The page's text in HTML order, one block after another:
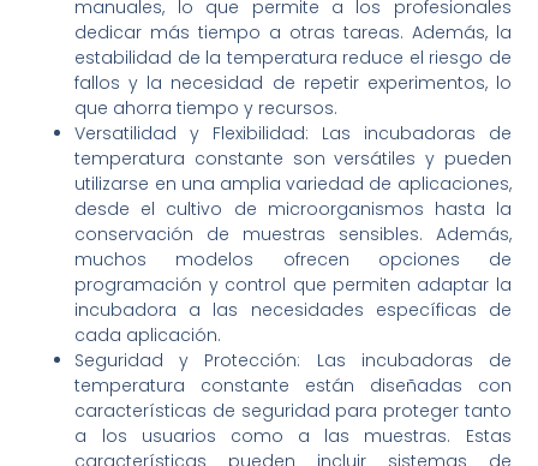
manuales, lo que permite a los profesionales
dedicar más tiempo a otras tareas. Además, la
estabilidad de la temperatura reduce el riesgo de
fallos y la necesidad de repetir experimentos, lo
que ahorra tiempo y recursos.
Versatilidad y Flexibilidad: Las incubadoras de
temperatura constante son versátiles y pueden
utilizarse en una amplia variedad de aplicaciones,
desde el cultivo de microorganismos hasta la
conservación de muestras sensibles. Además,
muchos modelos ofrecen opciones de
programación y control que permiten adaptar la
incubadora a las necesidades específicas de
cada aplicación.
Seguridad y Protección: Las incubadoras de
temperatura constante están diseñadas con
características de seguridad para proteger tanto
a los usuarios como a las muestras. Estas
características pueden incluir sistemas de